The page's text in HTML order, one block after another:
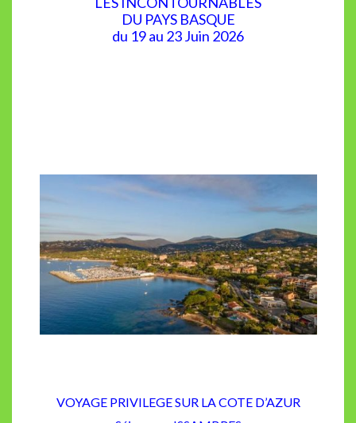
DU PAYS BASQUE
du 19 au 23 Juin 2026
VOYAGE PRIVILEGE SUR LA COTE D’AZUR